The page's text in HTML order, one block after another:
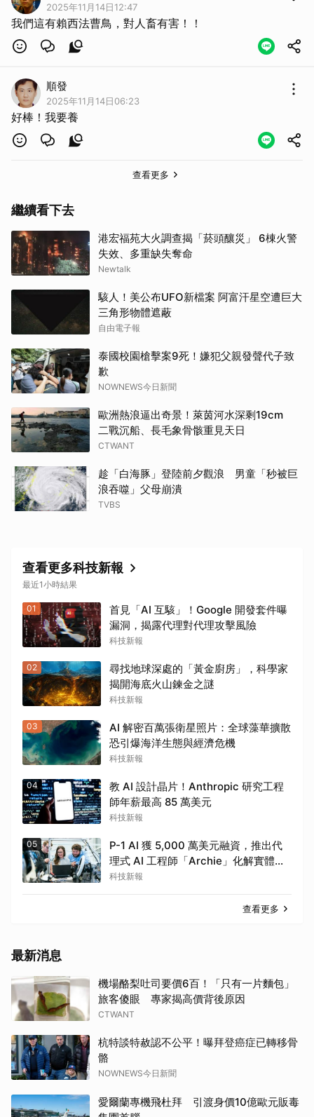
2025年11月14日12:47
我們這有賴西法曹鳥，對人畜有害！！
順發
2025年11月14日06:23
好棒！我要養
查看更多
繼續看下去
港宏福苑大火調查揭「菸頭釀災」 6棟火警
失效、多重缺失奪命
Newtalk
駭人！美公布UFO新檔案 阿富汗星空遭巨大
三角形物體遮蔽
自由電子報
泰國校園槍擊案9死！嫌犯父親發聲代子致
歉
NOWNEWS今日新聞
歐洲熱浪逼出奇景！萊茵河水深剩19cm
二戰沉船、長毛象骨骸重見天日
CTWANT
趁「白海豚」登陸前夕觀浪 男童「秒被巨
浪吞噬」父母崩潰
TVBS
查看更多科技新報
最近1小時結果
01
首見「AI 互駭」！Google 開發套件曝
漏洞，揭露代理對代理攻擊風險
科技新報
02
尋找地球深處的「黃金廚房」，科學家
揭開海底火山鍊金之謎
科技新報
03
AI 解密百萬張衛星照片：全球藻華擴散
恐引爆海洋生態與經濟危機
科技新報
04
教 AI 設計晶片！Anthropic 研究工程
師年薪最高 85 萬美元
科技新報
05
P-1 AI 獲 5,000 萬美元融資，推出代
理式 AI 工程師「Archie」化解實體工
程人才荒
科技新報
查看更多
最新消息
機場酪梨吐司要價6百！「只有一片麵包」
旅客傻眼 專家揭高價背後原因
CTWANT
杭特談特赦認不公平！曝拜登癌症已轉移骨
骼
NOWNEWS今日新聞
愛爾蘭專機飛杜拜 引渡身價10億歐元販毒
取消